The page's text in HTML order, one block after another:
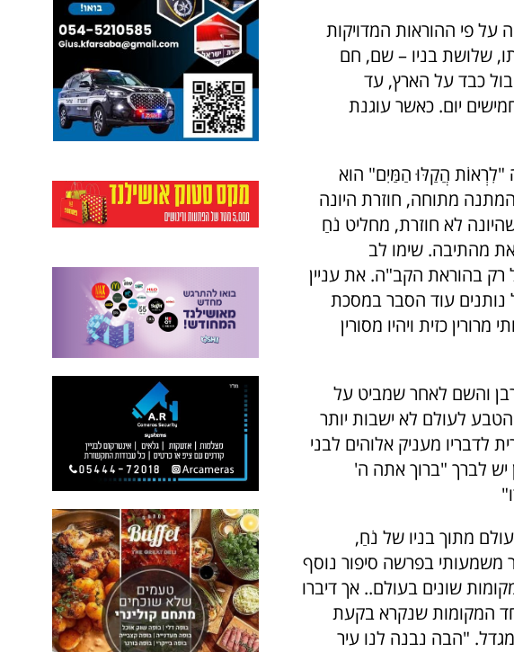
על פי ההוראות המדויקות
שלושת בניו – שם, חם
כבד על הארץ, עד
יום. כאשר עוגנת
"לִרְאוֹת הֲקַלּוּ הַמַּיִם" הוא
מתוחה, חוזרת היונה
לא חוזרת, מחליט נֹחַ
מהתיבה. שימו לב
בהוראת הקב"ה. את עניין
נותנים עוד הסבר במסכת
כזית ויהיו מסורין
והשם לאחר שמביט על
לעולם לא ישבות יותר
לדבריו מעניק אלוהים לבני
לברך "ברוך אתה ה'
מתוך בניו של נֹחַ,
משמעותי בפרשה סיפור נוסף
שונים בעולם.. אך דיברו
המקומות שנקרא בקעת
מגדל. "הבה נבנה לנו עיר